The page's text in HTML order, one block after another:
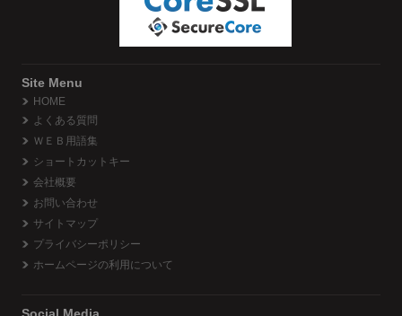
Site Menu
HOME
よくある質問
ＷＥＢ用語集
ショートカットキー
会社概要
お問い合わせ
サイトマップ
プライバシーポリシー
ホームページの利用について